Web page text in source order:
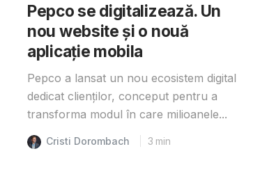
Pepco se digitalizează. Un
nou website și o nouă
aplicație mobila
Pepco a lansat un nou ecosistem digital
dedicat clienților, conceput pentru a
transforma modul în care milioanele...
Cristi Dorombach 3 min